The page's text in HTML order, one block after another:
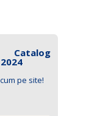
pe site!